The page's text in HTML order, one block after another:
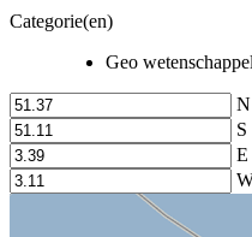
Categorie(en)
Geo
N
S
E